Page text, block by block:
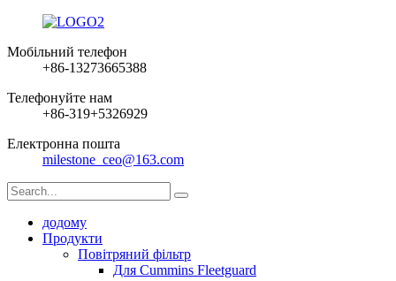
Мобільний телефон
+86-13273665388
Телефонуйте нам
+86-319+5326929
Електронна пошта
milestone_ceo@163.com
додому
Продукти
Повітряний фільтр
Для Cummins Fleetguard